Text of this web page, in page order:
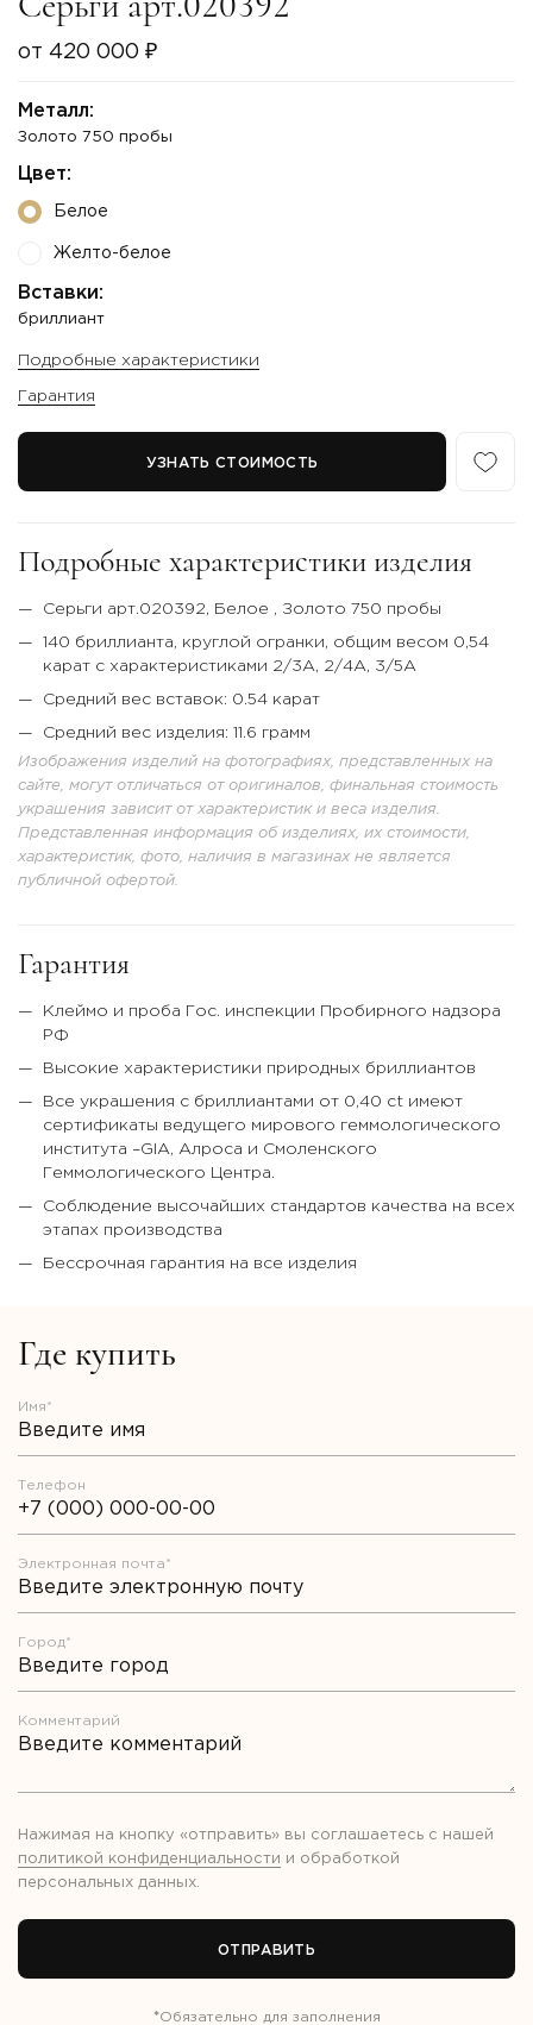
от 420 000 ₽
Металл:
Золото 750 пробы
Цвет:
Белое
Желто-белое
Вставки:
бриллиант
Подробные характеристики
Гарантия
УЗНАТЬ СТОИМОСТЬ
Подробные характеристики изделия
Серьги арт.020392, Белое , Золото 750 пробы
140 бриллианта, круглой огранки, общим весом 0,54
карат с характеристиками 2/3А, 2/4А, 3/5А
Средний вес вставок: 0.54 карат
Средний вес изделия: 11.6 грамм
Изображения изделий на фотографиях, представленных на
сайте, могут отличаться от оригиналов, финальная стоимость
украшения зависит от характеристик и веса изделия.
Представленная информация об изделиях, их стоимости,
характеристик, фото, наличия в магазинах не является
публичной офертой.
Гарантия
Клеймо и проба Гос. инспекции Пробирного надзора
РФ
Высокие характеристики природных бриллиантов
Все украшения с бриллиантами от 0,40 ct имеют
сертификаты ведущего мирового геммологического
института –GIA, Алроса и Смоленского
Геммологического Центра.
Соблюдение высочайших стандартов качества на всех
этапах производства
Бессрочная гарантия на все изделия
Где купить
Имя*
Телефон
Электронная почта*
Город*
Комментарий
Нажимая на кнопку «отправить» вы соглашаетесь с нашей
политикой конфиденциальности и обработкой
персональных данных
ОТПРАВИТЬ
*Обязательно для заполнения